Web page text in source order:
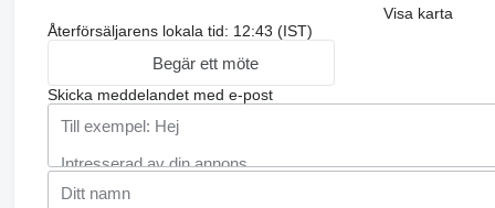
Visa karta
Återförsäljarens lokala tid: 12:43 (IST)
Begär ett möte
Skicka meddelandet med e-post